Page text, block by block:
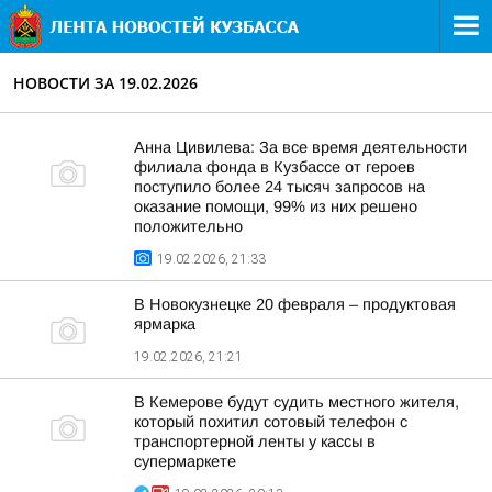
НОВОСТИ ЗА 19.02.2026
Анна Цивилева: За все время деятельности
филиала фонда в Кузбассе от героев
поступило более 24 тысяч запросов на
оказание помощи, 99% из них решено
положительно
19.02.2026, 21:33
В Новокузнецке 20 февраля – продуктовая
ярмарка
19.02.2026, 21:21
В Кемерове будут судить местного жителя,
который похитил сотовый телефон с
транспортерной ленты у кассы в
супермаркете